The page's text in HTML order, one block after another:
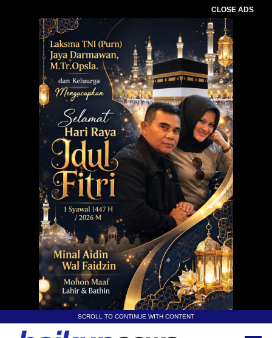
CLOSE ADS
SCROLL TO CONTINUE WITH CONTENT